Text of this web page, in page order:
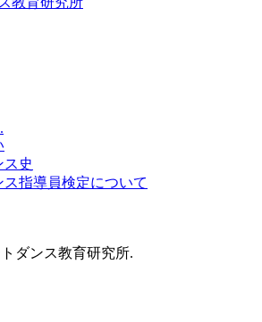
ス史
ス指導員検定について
ダンス教育研究所.